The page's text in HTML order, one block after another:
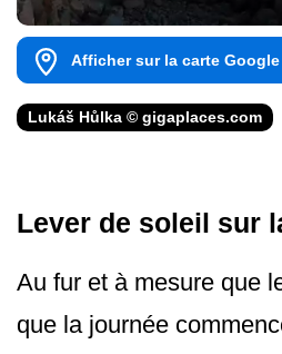
Afficher sur la carte Google
Lukáš Hůlka © gigaplaces.com
Lever de soleil sur
Au fur et à mesure que
que la journée